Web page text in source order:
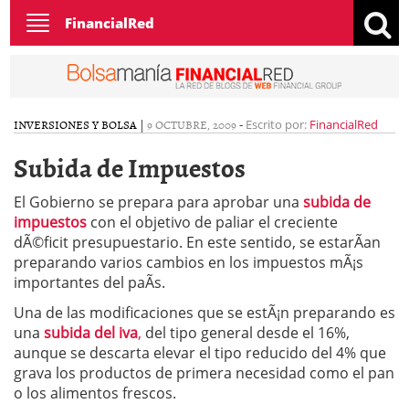
Toggle
navigation
FinancialRed
INVERSIONES Y BOLSA | 9 OCTUBRE, 2009- Escrito por: FinancialRed
Subida de Impuestos
El Gobierno se prepara para aprobar una subida de
impuestos con el objetivo de paliar el creciente
dÃ©ficit presupuestario. En este sentido, se estarÃ­an
preparando varios cambios en los impuestos mÃ¡s
importantes del paÃ­s.
Una de las modificaciones que se estÃ¡n preparando es
una subida del iva, del tipo general desde el 16%,
aunque se descarta elevar el tipo reducido del 4% que
grava los productos de primera necesidad como el pan
o los alimentos frescos.